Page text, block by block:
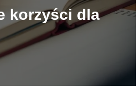
korzyści dla